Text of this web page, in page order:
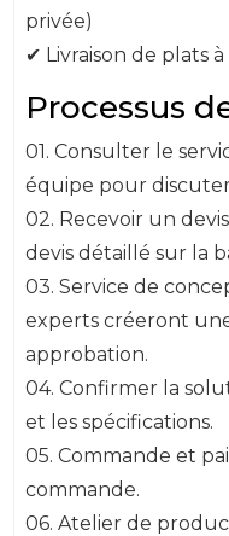
privée)
✔ Livraison de plats
Processus
01. Consulter le
équipe pour discuter
02. Recevoir un
devis détaillé sur la
03. Service de
experts créeront
approbation.
04. Confirmer la
et les spécifications.
05. Commande et
commande.
06. Atelier de